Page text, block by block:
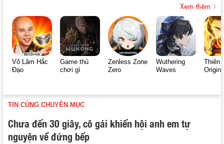
Xem thêm
Võ Lâm Hắc
Đạo
Game thủ
chơi gì
Zenless Zone
Zero
Wuthering
Waves
Thiên
Origin
TIN CÙNG CHUYÊN MỤC
Chưa đến 30 giây, cô gái khiến hội anh em tự
nguyện về đứng bếp